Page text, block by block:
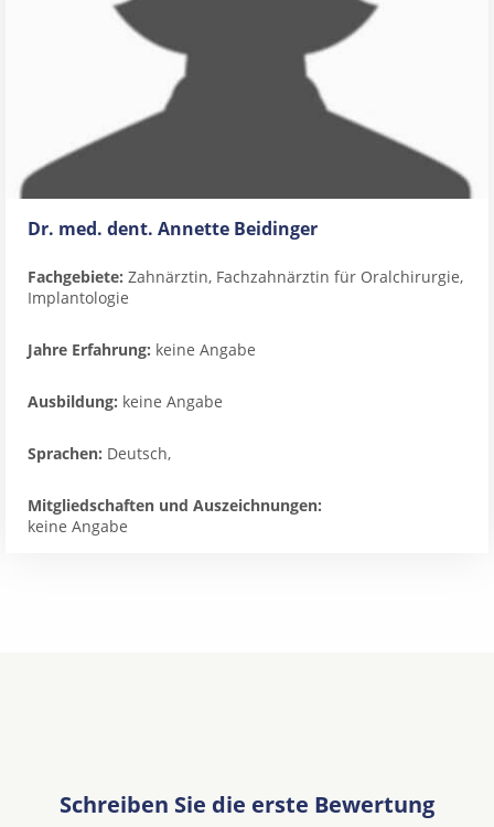
Dr. med. dent. Annette Beidinger
Fachgebiete: Zahnärztin, Fachzahnärztin für Oralchirurgie,
Implantologie
Jahre Erfahrung: keine Angabe
Ausbildung: keine Angabe
Sprachen: Deutsch,
Mitgliedschaften und Auszeichnungen:
keine Angabe
Schreiben Sie die erste Bewertung